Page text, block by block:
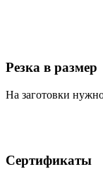
Резка в размер
На заготовки
Сертификаты